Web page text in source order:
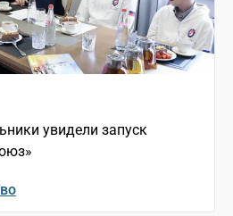
увидели запуск